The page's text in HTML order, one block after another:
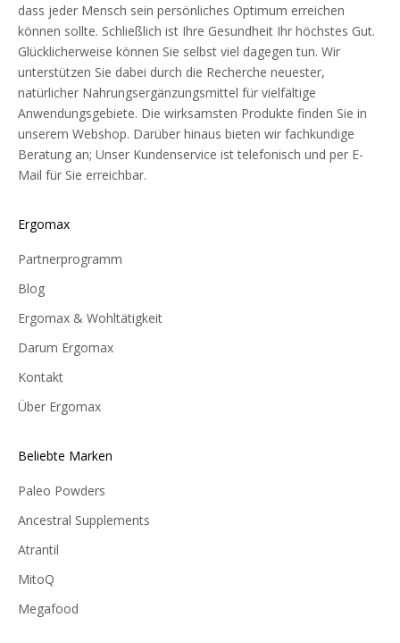
dass jeder Mensch sein persönliches Optimum erreichen
können sollte. Schließlich ist Ihre Gesundheit Ihr höchstes Gut.
Glücklicherweise können Sie selbst viel dagegen tun. Wir
unterstützen Sie dabei durch die Recherche neuester,
natürlicher Nahrungsergänzungsmittel für vielfältige
Anwendungsgebiete. Die wirksamsten Produkte finden Sie in
unserem Webshop. Darüber hinaus bieten wir fachkundige
Beratung an; Unser Kundenservice ist telefonisch und per E-
Mail für Sie erreichbar.
Ergomax
Partnerprogramm
Blog
Ergomax & Wohltätigkeit
Darum Ergomax
Kontakt
Über Ergomax
Beliebte Marken
Paleo Powders
Ancestral Supplements
Atrantil
MitoQ
Megafood